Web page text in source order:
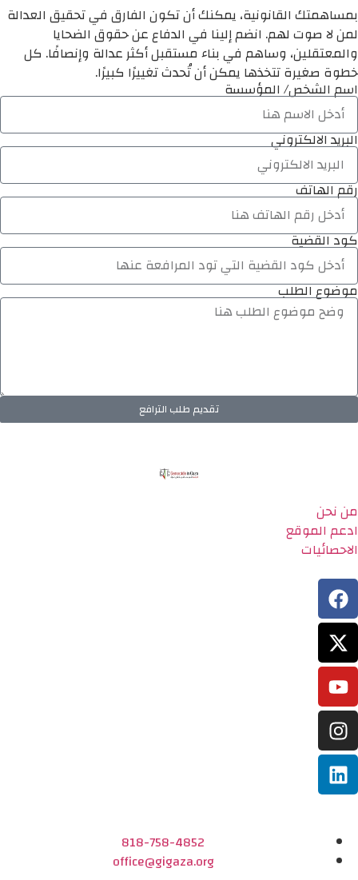
بمساهمتك القانونية، يمكنك أن تكون الفارق في تحقيق العدالة
لمن لا صوت لهم. انضم إلينا في الدفاع عن حقوق الضحايا
والمعتقلين، وساهم في بناء مستقبل أكثر عدالة وإنصافًا. كل
خطوة صغيرة تتخذها يمكن أن تُحدث تغييرًا كبيرًا.
اسم الشخص/ المؤسسة
البريد الالكتروني
رقم الهاتف
كود القضية
موضوع الطلب
تقديم طلب الترافع
من نحن
ادعم الموقع
الاحصائيات
818-758-4852
office@gigaza.org